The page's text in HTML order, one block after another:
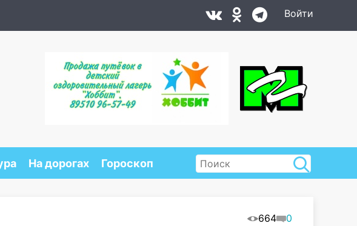
Войти
На дорогах Гороскоп
664 0